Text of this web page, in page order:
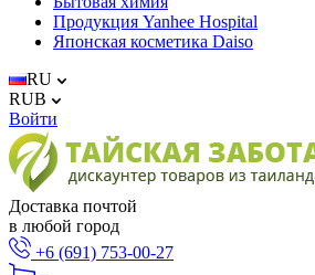
Продукция Yanhee Hospital
Японская косметика Daiso
RU
RUB
Войти
Доставка почтой
в любой город
+6 (691) 753-00-27